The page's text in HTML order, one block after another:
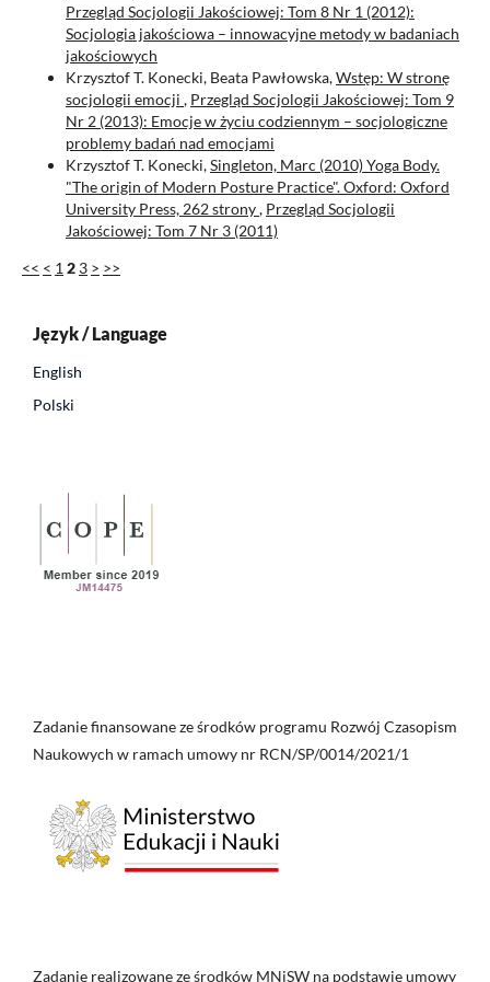
Przegląd Socjologii Jakościowej: Tom 8 Nr 1 (2012):
Socjologia jakościowa – innowacyjne metody w badaniach
jakościowych
Krzysztof T. Konecki, Beata Pawłowska,Wstęp: W stronę
socjologii emocji , Przegląd Socjologii Jakościowej: Tom 9
Nr 2 (2013): Emocje w życiu codziennym – socjologiczne
problemy badań nad emocjami
Krzysztof T. Konecki,Singleton, Marc (2010) Yoga Body.
"The origin of Modern Posture Practice". Oxford: Oxford
University Press, 262 strony, Przegląd Socjologii
Jakościowej: Tom 7 Nr 3 (2011)
<< < 1 2 3 > >>
Język / Language
English
Polski
Zadanie finansowane ze środków programu Rozwój Czasopism
Naukowych w ramach umowy nr RCN/SP/0014/2021/1
Zadanie realizowane ze środków MNiSW na podstawie umowy